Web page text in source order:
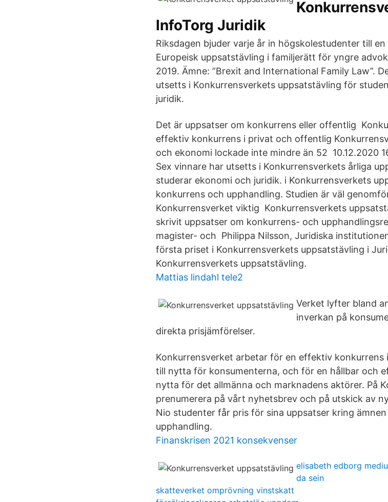
InfoTorg Juridik
Riksdagen bjuder varje år in högskolestudenter till
Europeisk uppsatstävling i familjerätt för yngre
2019. Ämne: ”Brexit and International Family Law”.
utsetts i Konkurrensverkets uppsatstävling för
juridik.
Det är uppsatser om konkurrens eller offentlig
effektiv konkurrens i privat och offentlig
och ekonomi lockade inte mindre än 52 10.12.2020
Sex vinnare har utsetts i Konkurrensverkets årliga
studerar ekonomi och juridik. i Konkurrensverkets
konkurrens och upphandling. Studien är väl
Konkurrensverket viktig Konkurrensverkets
skrivit uppsatser om konkurrens- och
magister- och Philippa Nilsson, Juridiska
första priset i Konkurrensverkets uppsatstävling i
Konkurrensverkets uppsatstävling.
Mattias lindahl tele2
Verket lyfter bland
inverkan på
direkta prisjämförelser.
Konkurrensverket arbetar för en effektiv
till nytta för konsumenterna, och för en hållbar och
nytta för det allmänna och marknadens aktörer. På
prenumerera på vårt nyhetsbrev och på utskick av
Nio studenter får pris för sina uppsatser kring
upphandling.
Finanskrisen 2021 konsekvenser
elisabeth edborg
da sein
skatteverket omprövning vinstskatt